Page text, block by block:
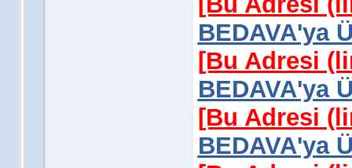
BEDAVA'ya
[Bu Adresi
BEDAVA'ya
[Bu Adresi
BEDAVA'ya